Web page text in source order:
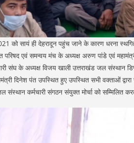
को सायं ही देहरादून पहुंच जाने के कारण धरना
परिषद एवं समन्वय मंच के अध्यक्ष अरुण पांडे एवं
संघ के अध्यक्ष विजय खाली उत्तराखंड जल संस्थान
दिनेश पंत उपस्थित हुए उपस्थित सभी वक्ताओं
कर्मचारी संगठन संयुक्त मोर्चा को सम्मिलित